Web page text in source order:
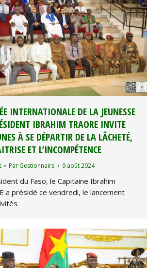
INTERNATIONALE DE LA JEUNESSE
IBRAHIM TRAORE INVITE
À SE DÉPARTIR DE LA LÂCHETÉ,
ET L’INCOMPÉTENCE
Par Gestionnaire 9 août 2024
du Faso, le Capitaine Ibrahim
a présidé ce vendredi, le lancement